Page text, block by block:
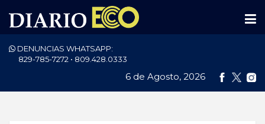
DENUNCIAS WHATSAPP:
829-785-7272 • 809.428.0333
6 de Agosto, 2026
PORTADA